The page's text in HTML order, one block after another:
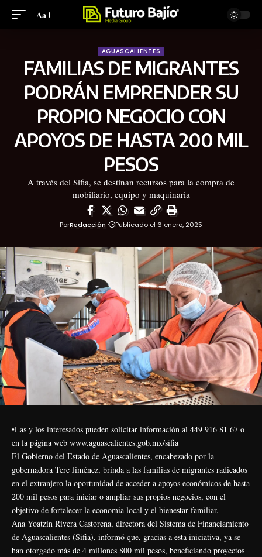
Aa
AGUASCALIENTES
FAMILIAS DE MIGRANTES
PODRÁN EMPRENDER SU
PROPIO NEGOCIO CON
APOYOS DE HASTA 200 MIL
PESOS
A través del Sifia, se destinan recursos para la compra de
mobiliario, equipo y maquinaria
PorRedacción Publicado el 6 enero, 2025
•Las y los interesados pueden solicitar información al 449 916 81 67 o
en la página web www.aguascalientes.gob.mx/sifia
El Gobierno del Estado de Aguascalientes, encabezado por la
gobernadora Tere Jiménez, brinda a las familias de migrantes radicados
en el extranjero la oportunidad de acceder a apoyos económicos de hasta
200 mil pesos para iniciar o ampliar sus propios negocios, con el
objetivo de fortalecer la economía local y el bienestar familiar.
Ana Yoatzin Rivera Castorena, directora del Sistema de Financiamiento
de Aguascalientes (Sifia), informó que, gracias a esta iniciativa, ya se
han otorgado más de 4 millones 800 mil pesos, beneficiando proyectos